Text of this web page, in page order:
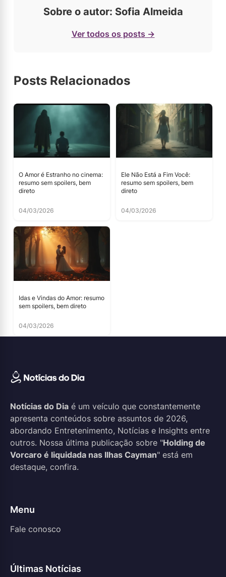
Sobre o autor: Sofia Almeida
Ver todos os posts →
Posts Relacionados
O Amor é Estranho no cinema:
resumo sem spoilers, bem
direto
04/03/2026
Ele Não Está a Fim Você:
resumo sem spoilers, bem
direto
04/03/2026
Idas e Vindas do Amor: resumo
sem spoilers, bem direto
04/03/2026
Notícias do Dia é um veículo que constantemente
apresenta conteúdos sobre assuntos de 2026,
abordando Entretenimento, Notícias e Insights entre
outros. Nossa última publicação sobre "Holding de
Vorcaro é liquidada nas Ilhas Cayman" está em
destaque, confira.
Menu
Fale conosco
Últimas Notícias